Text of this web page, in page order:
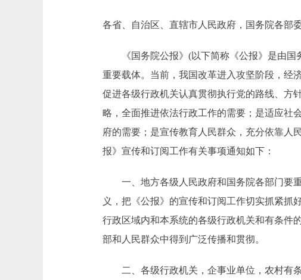
各省、自治区、直辖市人民政府，国务院各部
《国务院公报》(以下简称《公报》是由国
重要载体。当前，我国改革进入攻坚阶段，经
促进各级行政机关认真贯彻执行党的路线、方
略，全面推进依法行政工作的需要；是适应社
府的需要；是宣传教育人民群众，充分依靠人
报》宣传和订阅工作有关事项通知如下：
一、地方各级人民政府和国务院各部门要重
义，把《公报》的宣传和订阅工作切实抓紧抓
行政区域内和本系统的各级行政机关和有条件
部和人民群众中得到广泛传播和贯彻。
二、各级行政机关，企事业单位，农村有条